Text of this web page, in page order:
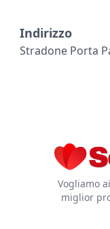
Indirizzo
Stradone Porta
Vogliamo
miglior